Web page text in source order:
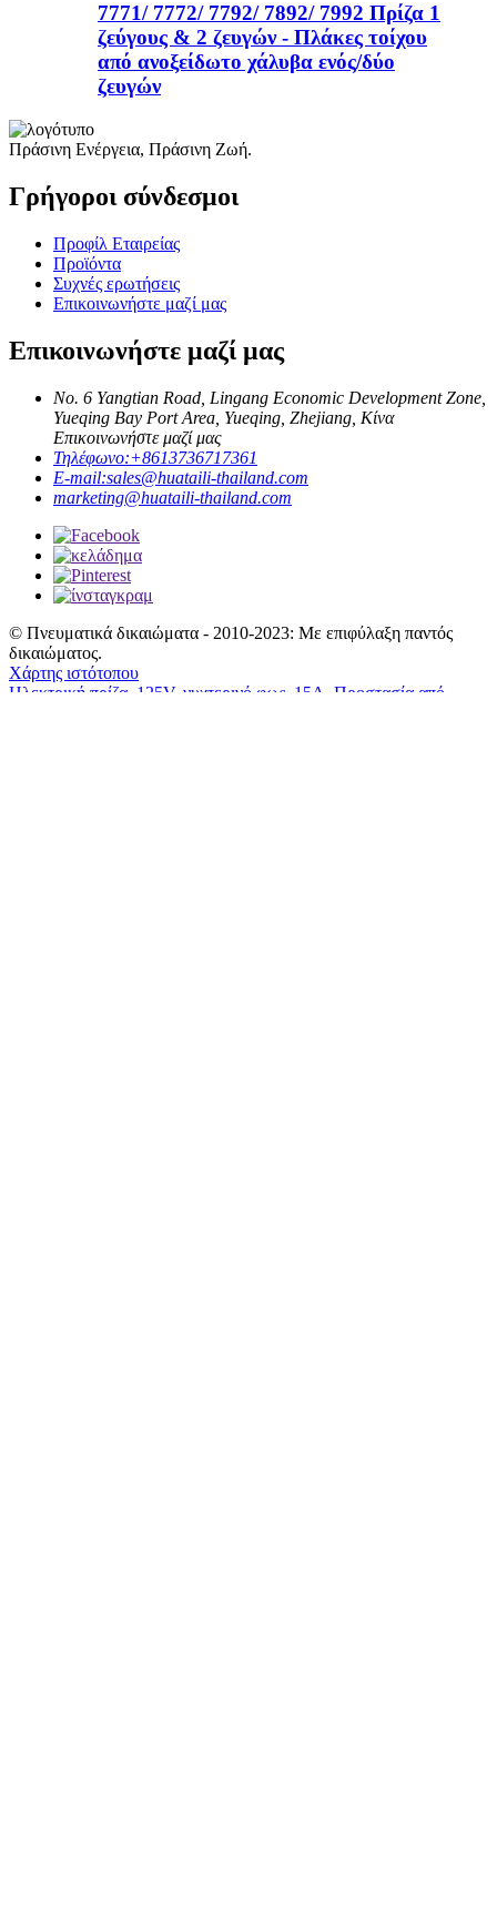
7771/ 7772/ 7792/ 7892/ 7992 Πρίζα 1
ζεύγους & 2 ζευγών - Πλάκες τοίχου
από ανοξείδωτο χάλυβα ενός/δύο
ζευγών
Πράσινη Ενέργεια, Πράσινη Ζωή.
Γρήγοροι σύνδεσμοι
Προφίλ Εταιρείας
Προϊόντα
Συχνές ερωτήσεις
Επικοινωνήστε μαζί μας
Επικοινωνήστε μαζί μας
No. 6 Yangtian Road, Lingang Economic Development Zone,
Yueqing Bay Port Area, Yueqing, Zhejiang, Κίνα
Επικοινωνήστε μαζί μας
Τηλέφωνο:+8613736717361
E-mail:sales@huataili-thailand.com
marketing@huataili-thailand.com
© Πνευματικά δικαιώματα - 2010-2023: Με επιφύλαξη παντός
δικαιώματος.
Χάρτης ιστότοπου
Ηλεκτρική πρίζα 125V, νυχτερινό φως 15Α
Προστασία από